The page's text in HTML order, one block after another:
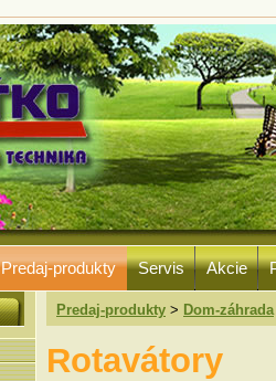
Predaj-produkty Servis Akcie
Predaj-produkty > Dom-záhrada
Rotavátory